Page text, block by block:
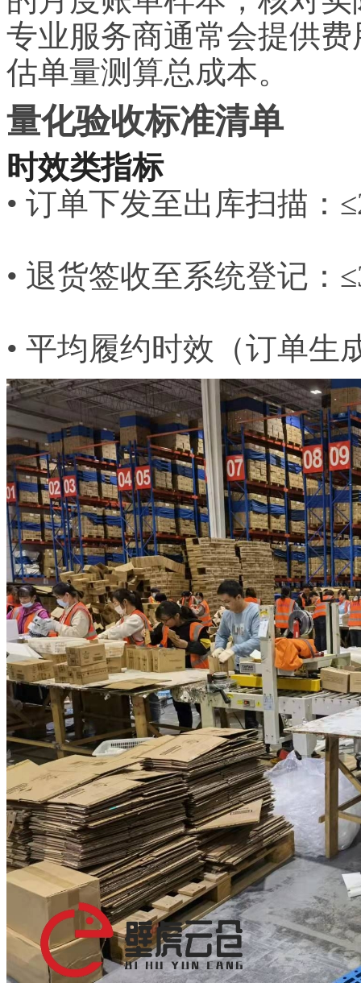
专业服务商通常会提供
估单量测算总成本。
量化验收标准清单
时效类指标
• 订单下发至出库扫描：
• 退货签收至系统登记：
• 平均履约时效（订单生